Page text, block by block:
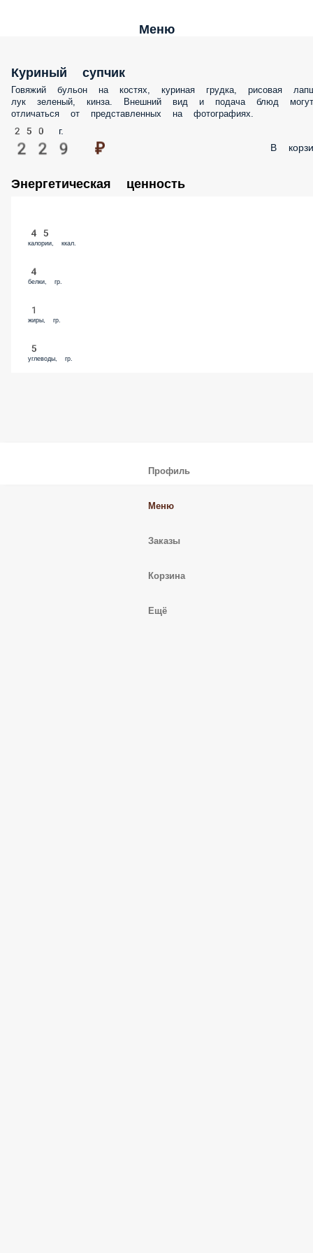
Меню
Куриный супчик
Говяжий бульон на костях, куриная грудка, рисовая лапша, лук
кинза. Внешний вид и подача блюд могут отличаться от
на фотографиях.
250 г.
229 ₽ В
Энергетическая ценность
45
калории, ккал.
4
белки, гр.
1
жиры, гр.
5
углеводы, гр.
Профиль
Меню
Заказы
Корзина